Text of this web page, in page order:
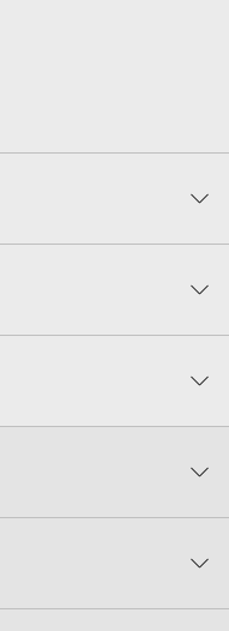
0%
PLAYERではお使いい
FAT32でフォーマットされた
4のサポート情報